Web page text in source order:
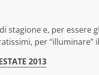
stagione e, per essere
per “illuminare”
2013